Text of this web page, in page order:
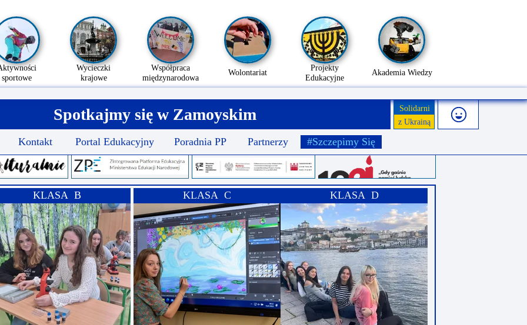
Solidarni
z Ukrainą
KLASA D
KLASA C
KLASA B
#Szczepimy Się
Partnerzy
Poradnia PP
Portal Edukacyjny
Kontakt
Spotkajmy się w Zamoyskim
sportowe
Wycieczki
krajowe
Współpraca
międzynarodowa
Wolontariat
Projekty
Edukacyjne
Akademia Wiedzy